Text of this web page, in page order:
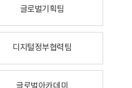
글로벌기획팀
디지털정부협력팀